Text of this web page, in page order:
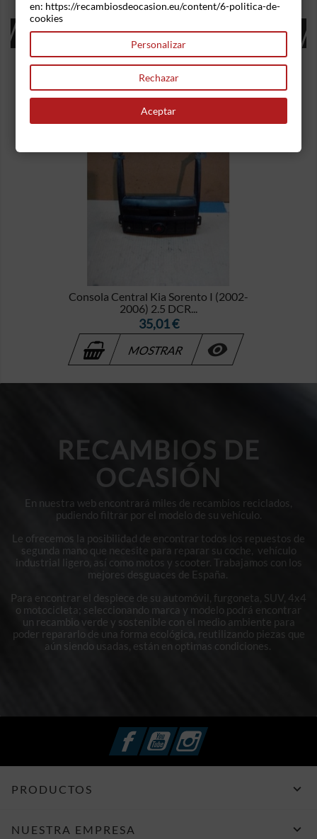
16 OTROS PRODUCTOS EN LA MISMA
CATEGORÍA:
Consola Central Kia Sorento I (2002-
2006) 2.5 DCR...
Precio
35,01 €
MOSTRAR 
RECAMBIOS DE
OCASIÓN
En nuestra web encontrará miles de recambios reciclados,
pudiendo filtrar por el modelo de su vehículo.
Le ofrecemos la posibilidad de encontrar todos los repuestos de
segunda mano que necesite para reparar su coche, vehículo
industrial ligero, así como motos y scooter. Trabajamos con los
mejores desguaces de España.
Para encontrar el despiece de su automóvil, furgoneta, SUV, 4x4
o motocicleta; seleccionando marca y modelo podrá encontrar
un recambio verde y sostenible con el medio ambiente para
poder repararlo de una forma ecológica, reutilizando piezas que
aún siendo usadas, están en optimas condiciones.
FacebookYouTubeInstagram
PRODUCTOS 
NUESTRA EMPRESA 
en: https://recambiosdeocasion.eu/content/6-politica-de-
cookies
Personalizar
Rechazar
Aceptar